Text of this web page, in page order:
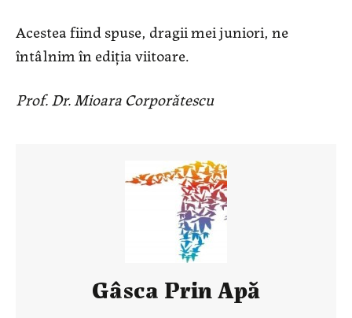
Acestea fiind spuse, dragii mei juniori, ne
întâlnim în ediția viitoare.
Prof. Dr. Mioara Corporătescu
Gâsca Prin Apă